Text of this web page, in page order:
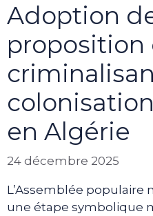
Adoption
proposition
en Algérie
24 décembre 2025
L’Assemblée populaire
une étape symbolique